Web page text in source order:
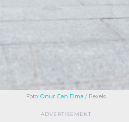
Foto: Onur Can Elma / Pexels